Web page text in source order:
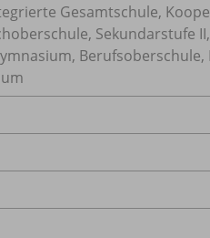
Gesamtschule,
Sekundarstufe